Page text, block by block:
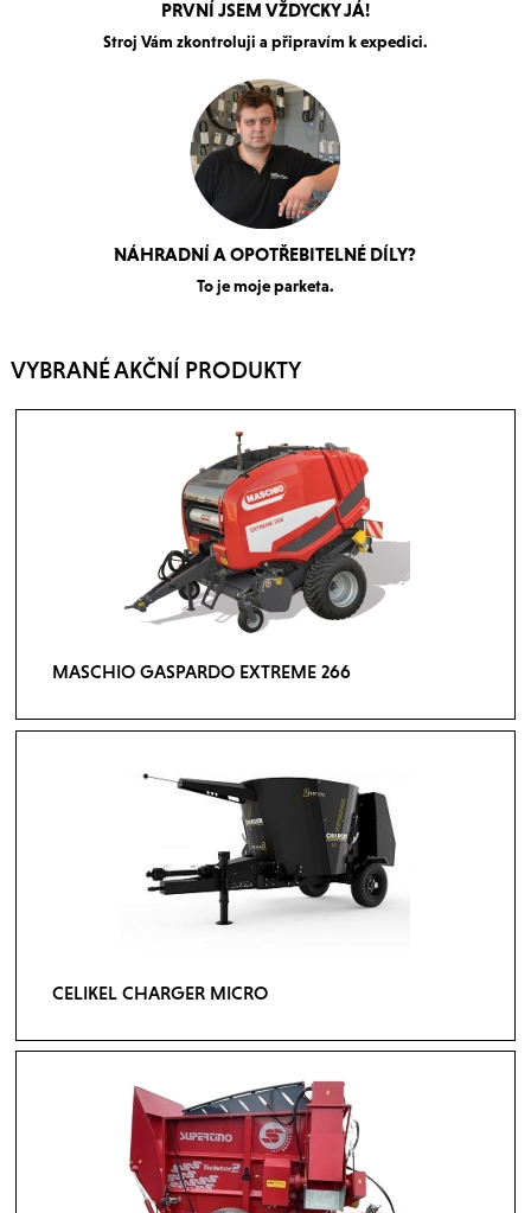
PRVNÍ JSEM VŽDYCKY JÁ!
Stroj Vám zkontroluji a připravím k expedici.
NÁHRADNÍ A OPOTŘEBITELNÉ DÍLY?
To je moje parketa.
VYBRANÉ AKČNÍ PRODUKTY
MASCHIO GASPARDO EXTREME 266
CELIKEL CHARGER MICRO